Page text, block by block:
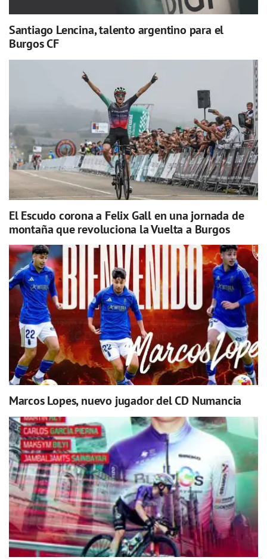
Santiago Lencina, talento argentino para el
Burgos CF
El Escudo corona a Felix Gall en una jornada de
montaña que revoluciona la Vuelta a Burgos
Marcos Lopes, nuevo jugador del CD Numancia